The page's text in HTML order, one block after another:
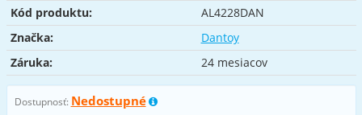
Kód produktu:
AL4228DAN
Značka:
Dantoy
Záruka:
24 mesiacov
Dostupnosť: Nedostupné